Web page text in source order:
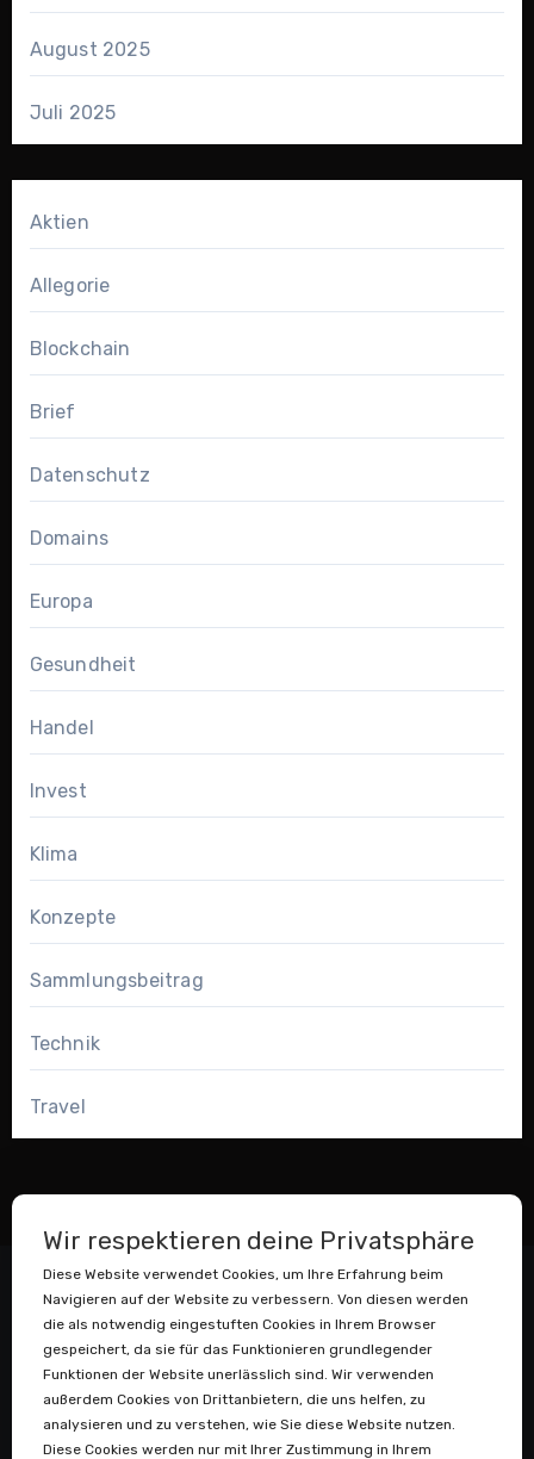
August 2025
Juli 2025
Aktien
Allegorie
Blockchain
Brief
Datenschutz
Domains
Europa
Gesundheit
Handel
Invest
Klima
Konzepte
Sammlungsbeitrag
Technik
Travel
Datenstaubsauger
Wir respektieren deine Privatsphäre
Diese Website verwendet Cookies, um Ihre Erfahrung beim
Navigieren auf der Website zu verbessern. Von diesen werden
die als notwendig eingestuften Cookies in Ihrem Browser
gespeichert, da sie für das Funktionieren grundlegender
Funktionen der Website unerlässlich sind. Wir verwenden
außerdem Cookies von Drittanbietern, die uns helfen, zu
analysieren und zu verstehen, wie Sie diese Website nutzen.
Diese Cookies werden nur mit Ihrer Zustimmung in Ihrem